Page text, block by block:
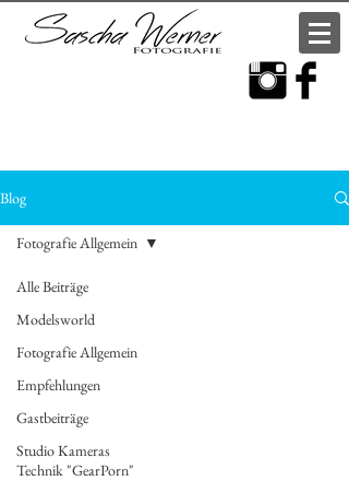
Blog
Alle Beiträge
Modelsworld
Fotografie Allgemein
Empfehlungen
Gastbeiträge
Studio Kameras
Technik "GearPorn"
Fotografie Allgemein